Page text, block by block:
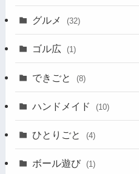
グルメ (32)
ゴル広 (1)
できごと (8)
ハンドメイド (10)
ひとりごと (4)
ボール遊び (1)